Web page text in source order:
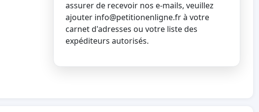
assurer de recevoir nos e-mails, veuillez
ajouter info@petitionenligne.frà votre
carnet d'adresses ou votre liste des
expéditeurs autorisés.